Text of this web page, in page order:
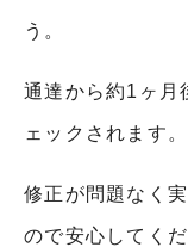
う。
通達から約1 ヶ月
ェックされます。
修正が問題なく
ので安心してくだ